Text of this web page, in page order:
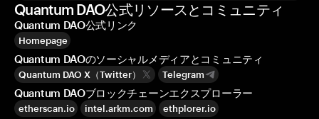
Quantum DAO公式リソースとコミュニティ
Quantum DAO公式リンク
Homepage
Quantum DAOのソーシャルメディアとコミュニティ
Quantum DAO X（Twitter） Telegram
Quantum DAOブロックチェーンエクスプローラー
etherscan.io intel.arkm.com ethplorer.io